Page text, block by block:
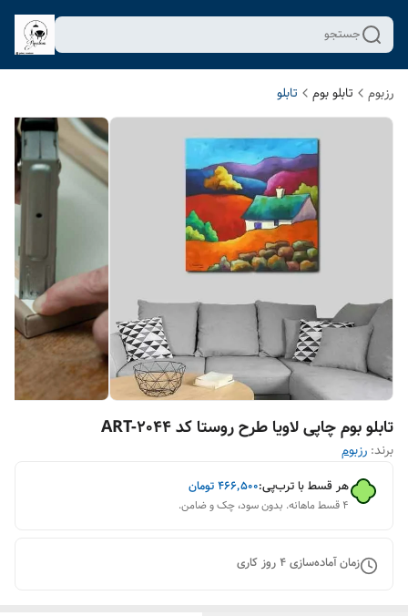
جستجو
رزبوم تابلو بوم تابلو
تابلو بوم چاپی لاویا طرح روستا کد ART-2044
برند: رزبوم
هر قسط با ترب‌پی:۴۶۶٬۵۰۰تومان
۴ قسط ماهانه. بدون سود، چک و ضامن.
زمان آماده‌سازی4روز کاری